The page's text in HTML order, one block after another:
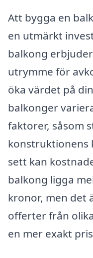
Att bygga en
en utmärkt
balkong
utrymme för
öka värdet på
balkonger
faktorer, såsom
konstruktionens
sett kan
balkong ligga
kronor, men det
offerter från
en mer exakt